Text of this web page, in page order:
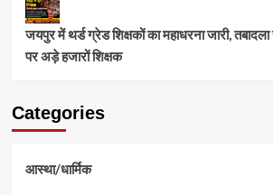
जयपुर में थर्ड ग्रेड शिक्षकों का महाधरना जारी,
पर अड़े हजारों शिक्षक
Categories
आस्था/धार्मिक